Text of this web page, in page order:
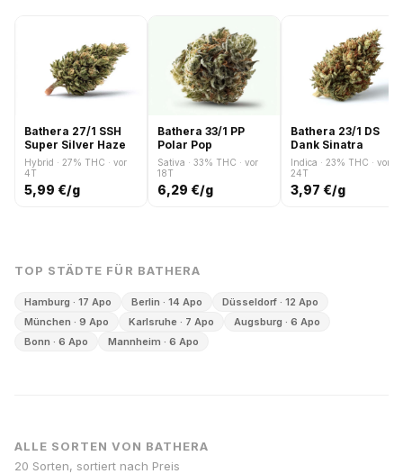
Bathera 27/1 SSH
Super Silver Haze
Hybrid · 27% THC · vor
4T
5,99 €/g
Bathera 33/1 PP
Polar Pop
Sativa · 33% THC · vor
18T
6,29 €/g
Bathera 23/1 DS
Dank Sinatra
Indica · 23% THC · vor
24T
3,97 €/g
TOP STÄDTE FÜR BATHERA
Hamburg · 17 Apo Berlin · 14 Apo
Düsseldorf · 12 Apo
München · 9 Apo
Karlsruhe · 7 Apo
Augsburg · 6 Apo
Bonn · 6 Apo
Mannheim · 6 Apo
ALLE SORTEN VON BATHERA
20 Sorten, sortiert nach Preis